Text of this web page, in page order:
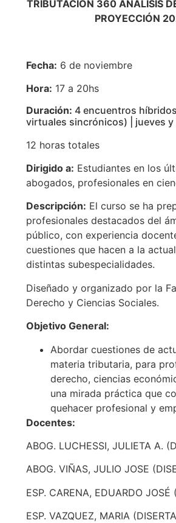
TRIBUTACIÓN 360 ANÁLISIS
PROYECCIÓN
Fecha: 6 de noviembre
Hora: 17 a 20hs
Duración: 4 encuentros
virtuales sincrónicos) | jueves y
12 horas totales
Dirigido a: Estudiantes en los
abogados, profesionales en
Descripción: El curso se ha
profesionales destacados del
público, con experiencia
cuestiones que hacen a la
distintas subespecialidades.
Diseñado y organizado por la
Derecho y Ciencias Sociales.
Objetivo General:
Abordar cuestiones de
materia tributaria, para
derecho, ciencias
una mirada práctica que
quehacer profesional y
Docentes:
ABOG. LUCHESSI, JULIETA A.
ABOG. VIÑAS, JULIO JOSE
ESP. CARENA, EDUARDO JOSÉ
ESP. VAZQUEZ, MARIA